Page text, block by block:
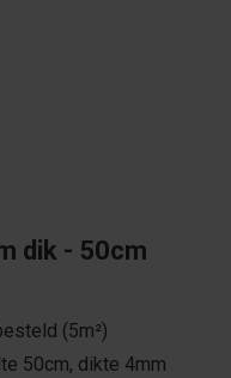
dik - 50cm
(5m²)
50cm, dikte 4mm